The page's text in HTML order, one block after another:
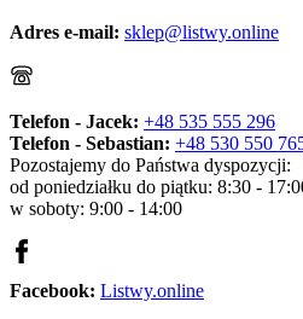
Adres e-mail: sklep@listwy.online
Telefon - Jacek: +48 535 555 296
Telefon - Sebastian: +48 530 550
Pozostajemy do Państwa dyspozycji:
od poniedziałku do piątku: 8:30 -
w soboty: 9:00 - 14:00
Facebook: Listwy.online